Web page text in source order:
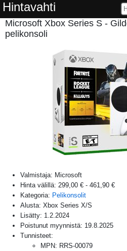
Hintavahti
Microsoft Xbox Series S -
pelikonsoli
Valmistaja: Microsoft
Hinta välillä: 299,00 € - 461,90 €
Kategoria: Pelikonsolit
Alusta: Xbox Series X/S
Lisätty: 1.2.2024
Poistunut myynnistä: 19.8.2025
Tunnisteet:
MPN: RRS-00079